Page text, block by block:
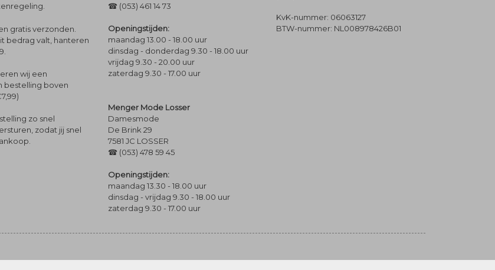
gratis verzonden.
bedrag valt, hanteren
wij een
bestelling boven
zo snel
zodat jij snel
☎ (053) 461 14 73
Openingstijden:
maandag 13.00 - 18.00 uur
dinsdag - donderdag 9.30 - 18.00 uur
vrijdag 9.30 - 20.00 uur
zaterdag 9.30 - 17.00 uur
Menger Mode Losser
Damesmode
De Brink 29
7581 JC LOSSER
☎ (053) 478 59 45
Openingstijden:
maandag 13.30 - 18.00 uur
dinsdag - vrijdag 9.30 - 18.00 uur
zaterdag 9.30 - 17.00 uur
KvK-nummer: 06063127
BTW-nummer: NL008978426B01